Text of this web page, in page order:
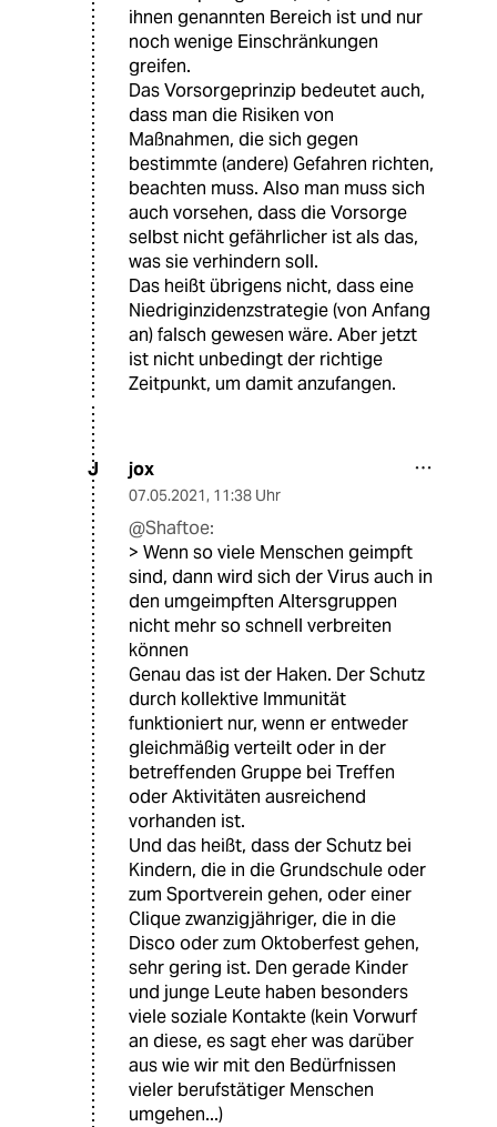
ihnen genannten Bereich ist und nur
noch wenige Einschränkungen
greifen.
Das Vorsorgeprinzip bedeutet auch,
dass man die Risiken von
Maßnahmen, die sich gegen
bestimmte (andere) Gefahren richten,
beachten muss. Also man muss sich
auch vorsehen, dass die Vorsorge
selbst nicht gefährlicher ist als das,
was sie verhindern soll.
Das heißt übrigens nicht, dass eine
Niedriginzidenzstrategie (von Anfang
an) falsch gewesen wäre. Aber jetzt
ist nicht unbedingt der richtige
Zeitpunkt, um damit anzufangen.
J jox
07.05.2021, 11:38 Uhr
@Shaftoe:
> Wenn so viele Menschen geimpft
sind, dann wird sich der Virus auch in
den umgeimpften Altersgruppen
nicht mehr so schnell verbreiten
können
Genau das ist der Haken. Der Schutz
durch kollektive Immunität
funktioniert nur, wenn er entweder
gleichmäßig verteilt oder in der
betreffenden Gruppe bei Treffen
oder Aktivitäten ausreichend
vorhanden ist.
Und das heißt, dass der Schutz bei
Kindern, die in die Grundschule oder
zum Sportverein gehen, oder einer
Clique zwanzigjähriger, die in die
Disco oder zum Oktoberfest gehen,
sehr gering ist. Den gerade Kinder
und junge Leute haben besonders
viele soziale Kontakte (kein Vorwurf
an diese, es sagt eher was darüber
aus wie wir mit den Bedürfnissen
vieler berufstätiger Menschen
umgehen...)